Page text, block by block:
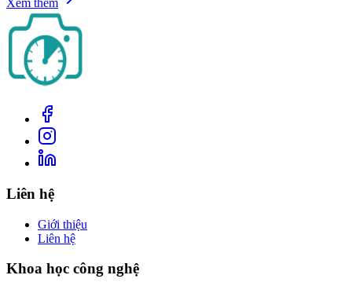
Xem thêm
Liên hệ
Giới thiệu
Liên hệ
Khoa học công nghệ